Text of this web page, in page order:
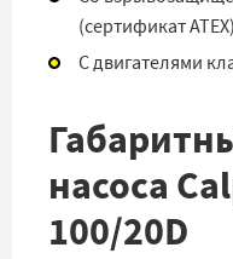
(сертификат
С двигателями
насоса
100/20D